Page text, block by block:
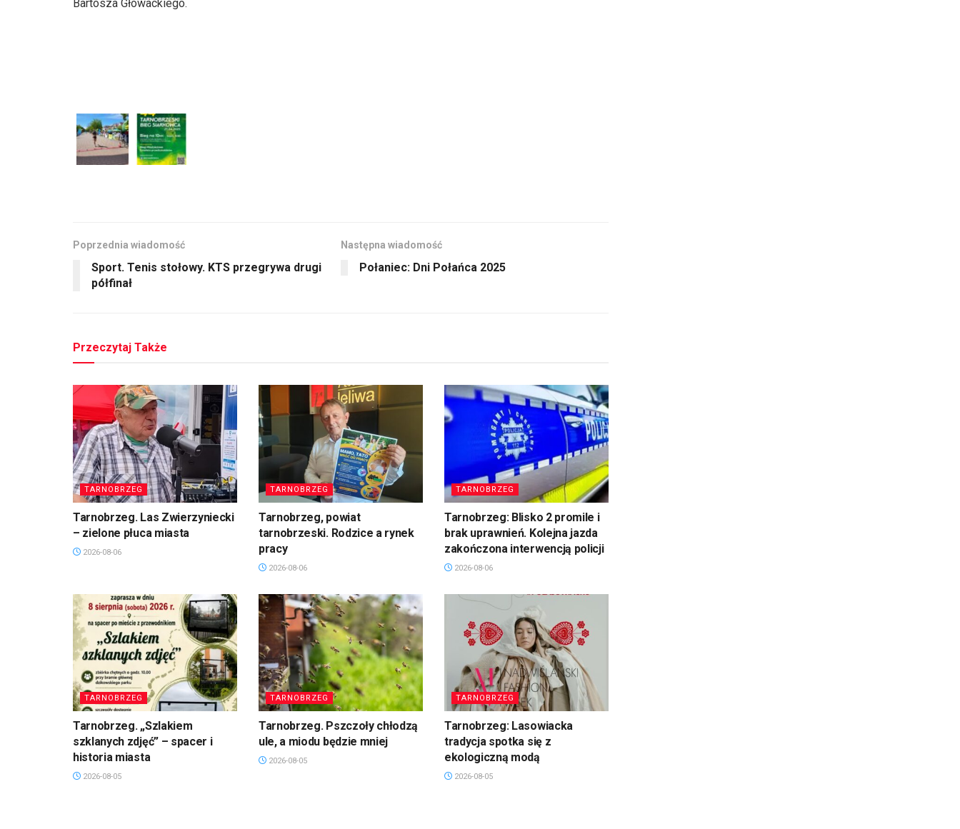
Bartosza Głowackiego.
Poprzednia wiadomość
Sport. Tenis stołowy. KTS przegrywa drugi
półfinał
Następna wiadomość
Połaniec: Dni Połańca 2025
Przeczytaj Także
TARNOBRZEG
Tarnobrzeg. Las Zwierzyniecki
– zielone płuca miasta
2026-08-06
TARNOBRZEG
Tarnobrzeg, powiat
tarnobrzeski. Rodzice a rynek
pracy
2026-08-06
TARNOBRZEG
Tarnobrzeg: Blisko 2 promile i
brak uprawnień. Kolejna jazda
zakończona interwencją policji
2026-08-06
TARNOBRZEG
Tarnobrzeg. „Szlakiem
szklanych zdjęć” – spacer i
historia miasta
2026-08-05
TARNOBRZEG
Tarnobrzeg. Pszczoły chłodzą
ule, a miodu będzie mniej
2026-08-05
TARNOBRZEG
Tarnobrzeg: Lasowiacka
tradycja spotka się z
ekologiczną modą
2026-08-05